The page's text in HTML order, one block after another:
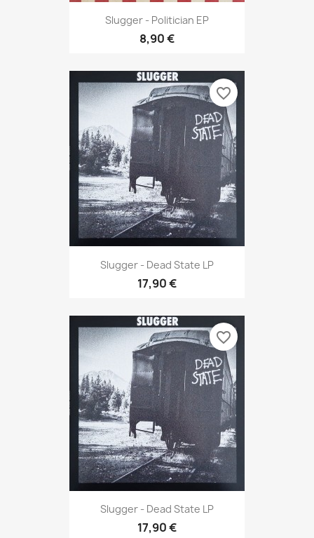
Slugger - Politician EP
8,90 €
Slugger - Dead State LP
17,90 €
favorite_border
Slugger - Dead State LP
17,90 €
favorite_border